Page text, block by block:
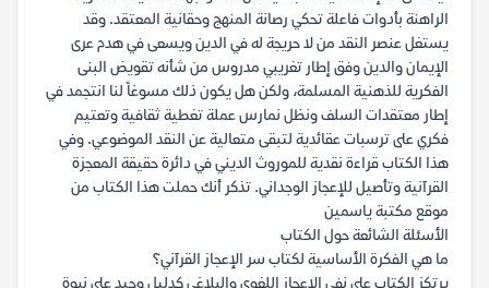
الراهنة بأدوات فاعلة تحكي رصانة المنهج وحقانية المعتقد. وقد
يستغل عنصر النقد من لا حريجة له في الدين ويسعى في هدم عرى
الإيمان والدين وفق إطار تغريبي مدروس من شأنه تقويض البنى
الفكرية للذهنية المسلمة، ولكن هل يكون ذلك مسوغاً لنا انتجمد في
إطار معتقدات السلف ونظل نمارس عملة تغطية ثقافية وتعتيم
فكري على ترسبات عقائدية لتبقى متعالية عن النقد الموضوعي. وفي
هذا الكتاب قراءة نقدية للموروث الديني في دائرة حقيقة المعجزة
القرآنية وتأصيل للإعجاز الوجداني. تذكر أنك حملت هذا الكتاب من
موقع مكتبة ياسمين
الأسئلة الشائعة حول الكتاب
ما هي الفكرة الأساسية لكتاب سر الإعجاز القرآني؟